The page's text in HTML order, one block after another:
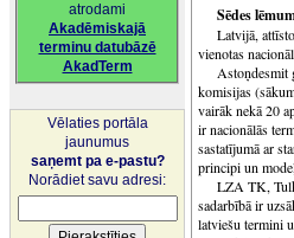
atrodami
Akadēmiskajā
terminu datubāzē
AkadTerm
Vēlaties portāla
jaunumus
saņemt pa e-pastu?
Norādiet savu adresi:
Sēdes
Latvijā,
vienotas
Astoņdesmit
komisijas
vairāk nekā 20
ir nacionālās
sastatījumā ar
principi un
LZA TK,
sadarbībā ir
latviešu termini